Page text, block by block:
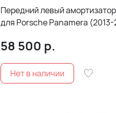
Передний левый
для Porsche Panamera (2013-
58 500 р.